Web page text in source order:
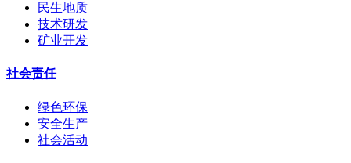
民生地质
技术研发
矿业开发
社会责任
绿色环保
安全生产
社会活动